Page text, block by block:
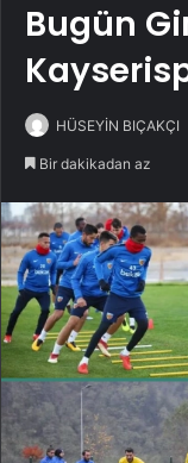
Bugün
HÜSEYİN BIÇAKÇI
Bir dakikadan az